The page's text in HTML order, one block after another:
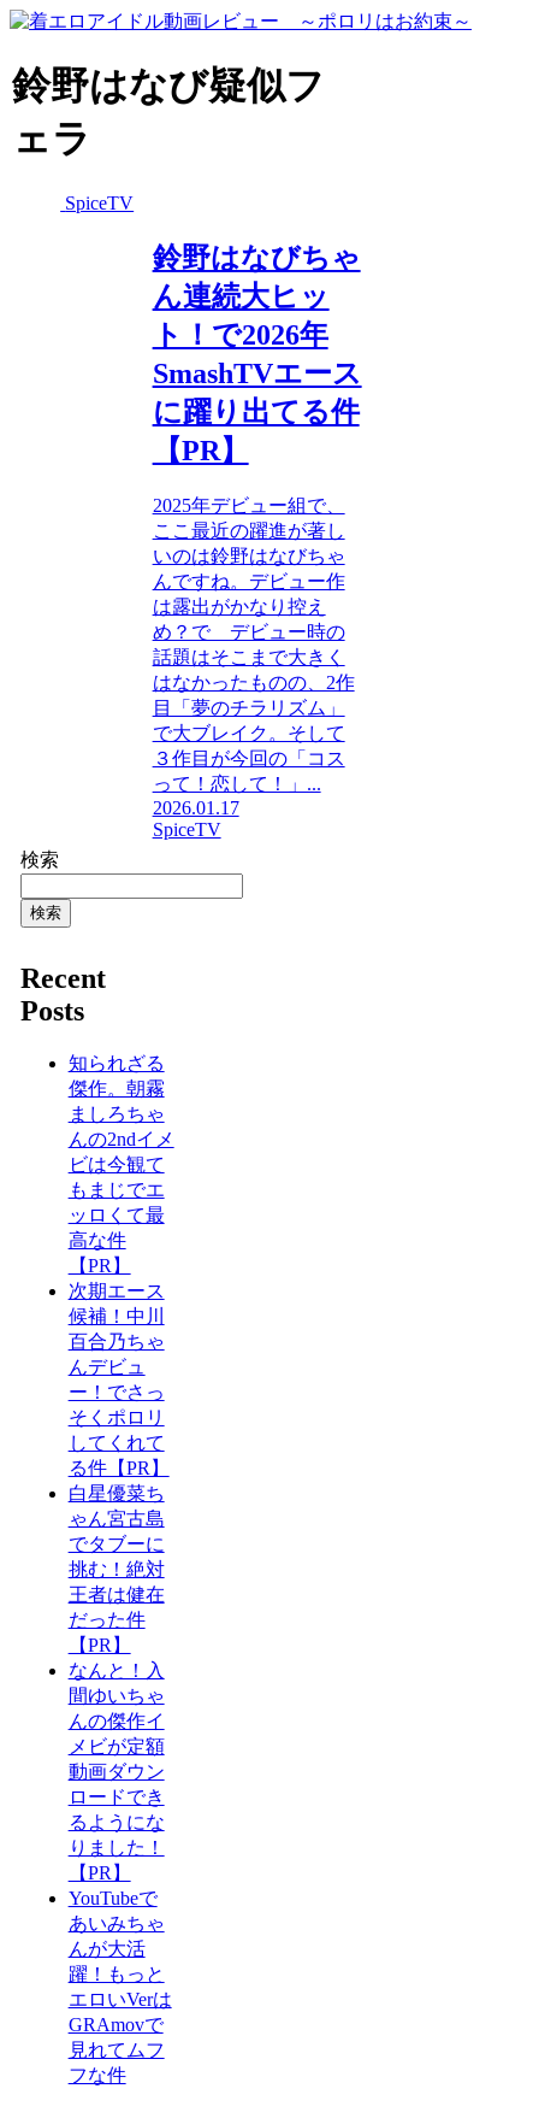
鈴野はなび疑似フ
ェラ
SpiceTV
鈴野はなびちゃ
ん連続大ヒッ
ト！で2026年
SmashTVエース
に躍り出てる件
【PR】
2025年デビュー組で、
ここ最近の躍進が著し
いのは鈴野はなびちゃ
んですね。デビュー作
は露出がかなり控え
め？で デビュー時の
話題はそこまで大きく
はなかったものの、2作
目「夢のチラリズム」
で大ブレイク。そして
３作目が今回の「コス
って！恋して！」...
2026.01.17
SpiceTV
検索
検索
Recent
Posts
知られざる
傑作。朝霧
ましろちゃ
んの2ndイメ
ビは今観て
もまじでエ
ッロくて最
高な件
【PR】
次期エース
候補！中川
百合乃ちゃ
んデビュ
ー！でさっ
そくポロリ
してくれて
る件【PR】
白星優菜ち
ゃん宮古島
でタブーに
挑む！絶対
王者は健在
だった件
【PR】
なんと！入
間ゆいちゃ
んの傑作イ
メビが定額
動画ダウン
ロードでき
るようにな
りました！
【PR】
YouTubeで
あいみちゃ
んが大活
躍！もっと
エロいVerは
GRAmovで
見れてムフ
フな件